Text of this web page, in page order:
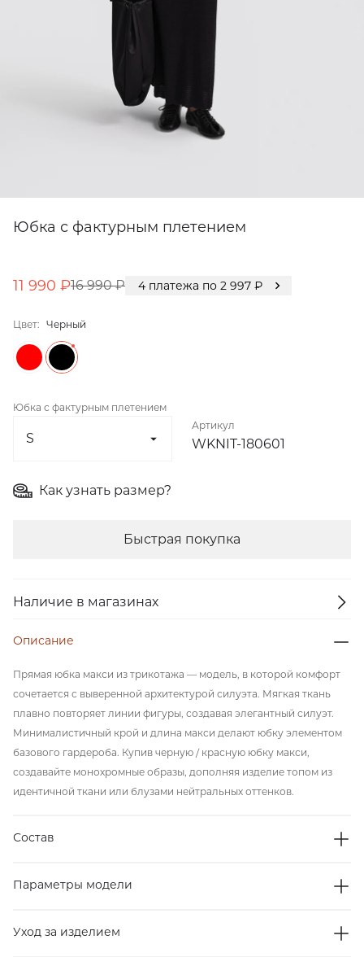
Юбка с фактурным плетением
11 990 ₽16 990 ₽ 4 платежа по 2 997 ₽
Цвет: Черный
Юбка с фактурным плетением
Артикул
WKNIT-180601
Как узнать размер?
Быстрая покупка
Наличие в магазинах
Описание
Прямая юбка макси из трикотажа — модель, в которой комфорт
сочетается с выверенной архитектурой силуэта. Мягкая ткань
плавно повторяет линии фигуры, создавая элегантный силуэт.
Минималистичный крой и длина макси делают юбку элементом
базового гардероба. Купив черную / красную юбку макси,
создавайте монохромные образы, дополняя изделие топом из
идентичной ткани или блузами нейтральных оттенков.
Состав
Параметры модели
Уход за изделием